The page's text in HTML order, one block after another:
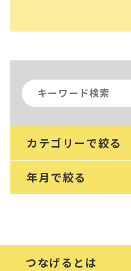
カテゴリーで絞る
年月で絞る
つなげるとは